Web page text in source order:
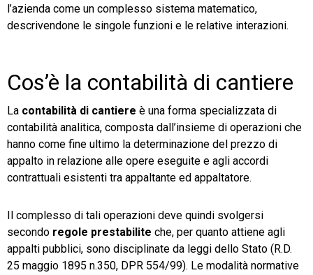
l’azienda come un complesso sistema matematico,
descrivendone le singole funzioni e le relative interazioni.
Cos’è la contabilità di cantiere
La contabilità di cantiere è una forma specializzata di
contabilità analitica, composta dall’insieme di operazioni che
hanno come fine ultimo la determinazione del prezzo di
appalto in relazione alle opere eseguite e agli accordi
contrattuali esistenti tra appaltante ed appaltatore.
Il complesso di tali operazioni deve quindi svolgersi
secondo regole prestabilite che, per quanto attiene agli
appalti pubblici, sono disciplinate da leggi dello Stato (R.D.
25 maggio 1895 n.350, DPR 554/99). Le modalità normative